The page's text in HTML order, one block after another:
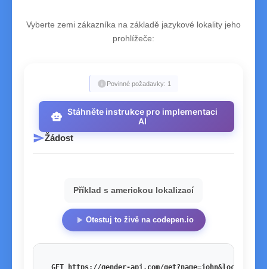
Vyberte zemi zákazníka na základě jazykové lokality jeho
prohlížeče:
infoPovinné požadavky: 1
smart_toy Stáhněte instrukce pro implementaci
AI
sendŽádost
Příklad s americkou lokalizací
play_arrow Otestuj to živě na codepen.io
GET https://gender-api.com/